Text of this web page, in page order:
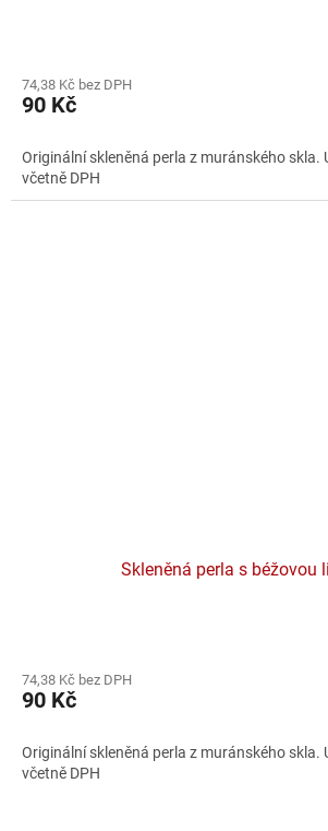
74,38 Kč bez DPH
90 Kč
Originální skleněná perla z muránského skla.
včetně DPH
Skleněná perla s béžovou
74,38 Kč bez DPH
90 Kč
Originální skleněná perla z muránského skla.
včetně DPH